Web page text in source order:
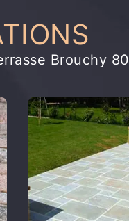
Brouchy